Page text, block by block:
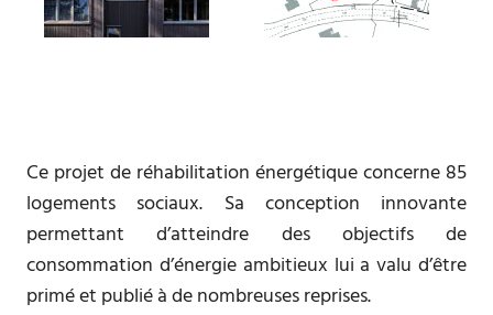
Ce projet de réhabilitation énergétique concerne 85
logements sociaux. Sa conception innovante
permettant d’atteindre des objectifs de
consommation d’énergie ambitieux lui a valu d’être
primé et publié à de nombreuses reprises.